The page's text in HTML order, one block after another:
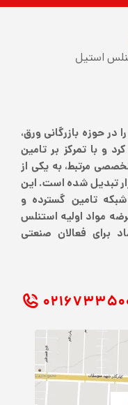
است که در ساختار خود از
بهره‌مند است. در
این آلیاژ
خود، مقاومت به
نسبت به گریدهای
مارتنزیتی استحکام کمتری دارد اما استحکام ورق استیل 314 به
در شرایط تحت تنش
می‌باشد. میزان ازدیاد طول ورق استیل 314 در حدود 40 درصد
پذیری خوب آن است.
استیل
خود را در حوزه بازرگانی ورق،
و با تمرکز بر تامین
مرتبط، به یکی از
تبدیل شده است. این
تامین گسترده و
مواد اولیه استنلس
برای فعالان صنعتی
۶۷۳۳۵۰۰۰